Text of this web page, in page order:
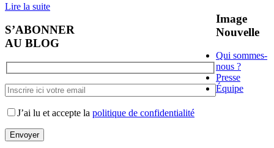
Lire la suite
S’ABONNER
AU BLOG
J’ai lu et accepte la politique de confidentialité
Image
Nouvelle
Qui sommes-
nous ?
Presse
Équipe